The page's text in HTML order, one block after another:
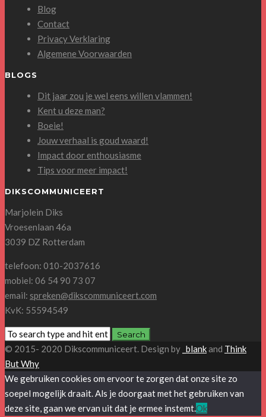
Blog
Contact
Privacy Verklaring
Algemene Voorwaarden
BLOGS
Dit jaar zou je wel eens willen vlammen!
Kent u deze man?
Boeie!
Jouw verhaal is goud waard!
Impact door enthousiasme
Tips voor meer impact!
DIKSCOMMUNICEERT
Marjolein Diks
Vroesenlaan 46a
3039 DZ Rotterdam
telefoon: 010-2037616
mobiel: 06 54 90 73 07
email: spreken@dikscommuniceert.com
KvK: 55594549
© 2015- 2020 Dikscommuniceert. Design by _blankand Think
But Why
We gebruiken cookies om ervoor te zorgen dat onze site zo
soepel mogelijk draait. Als je doorgaat met het gebruiken van
deze site, gaan we ervan uit dat je ermee instemt.Ok